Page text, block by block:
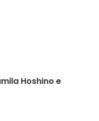
Hoshino e